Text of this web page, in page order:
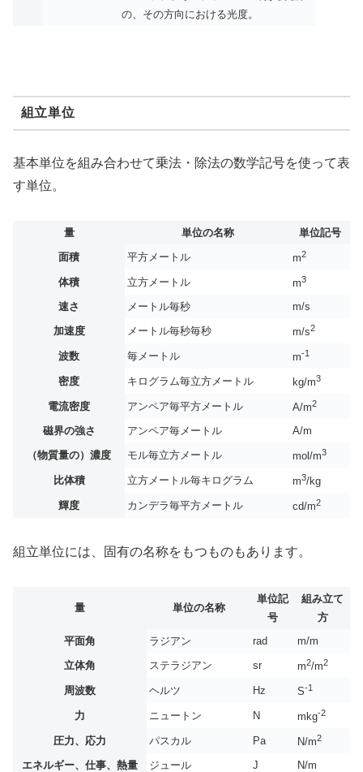
の、その方向における光度。
組立単位
基本単位を組み合わせて乗法・除法の数学記号を使って表
す単位。
量 単位の名称
単位記号
面積
平方メートル m2
体積 立方メートル m3
速さ メートル毎秒
m/s
加速度
メートル毎秒毎秒 m/s2
波数 毎メートル m-1
密度 キログラム毎立方メートル kg/m3
電流密度 アンペア毎平方メートル A/m2
磁界の強さ アンペア毎メートル
A/m
（物質量の）濃度
モル毎立方メートル mol/m3
比体積 立方メートル毎キログラム m3/kg
輝度
カンデラ毎平方メートル cd/m2
組立単位には、固有の名称をもつものもあります。
量 単位の名称
単位記
号
組み立て
方
平面角
ラジアン rad
m/m
立体角
ステラジアン sr m2/m2
周波数 ヘルツ Hz S-1
力 ニュートン N mkg-2
圧力、応力 パスカル Pa N/m2
エネルギー、仕事、熱量 ジュール J N/m